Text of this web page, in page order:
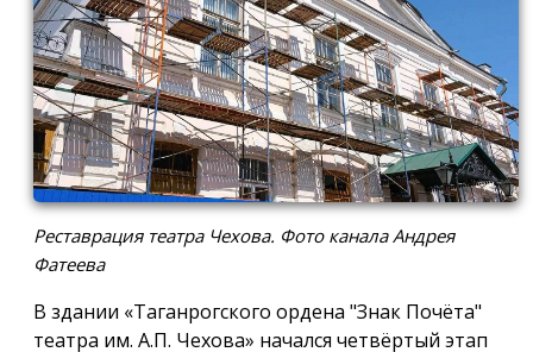
Реставрация театра Чехова. Фото канала Андрея
Фатеева
В здании «Таганрогского ордена "Знак Почёта"
театра им. А.П. Чехова» начался четвёртый этап